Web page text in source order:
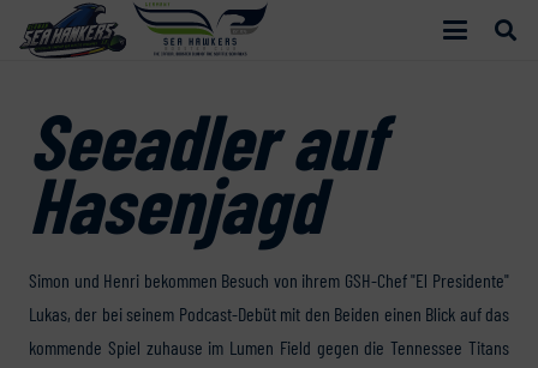
Seeadler auf
Hasenjagd
Simon und Henri bekommen Besuch von ihrem GSH-Chef "El Presidente"
Lukas, der bei seinem Podcast-Debüt mit den Beiden einen Blick auf das
kommende Spiel zuhause im Lumen Field gegen die Tennessee Titans